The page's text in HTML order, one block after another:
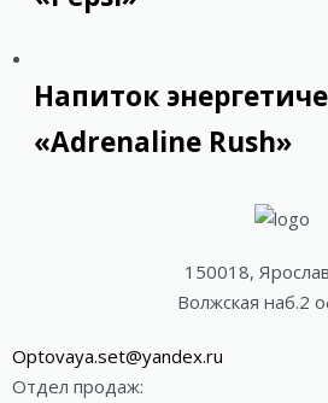
Напиток
«Adrenaline Rush»
150018,
Волжская наб.2
Optovaya.set@yandex.ru
Отдел продаж: